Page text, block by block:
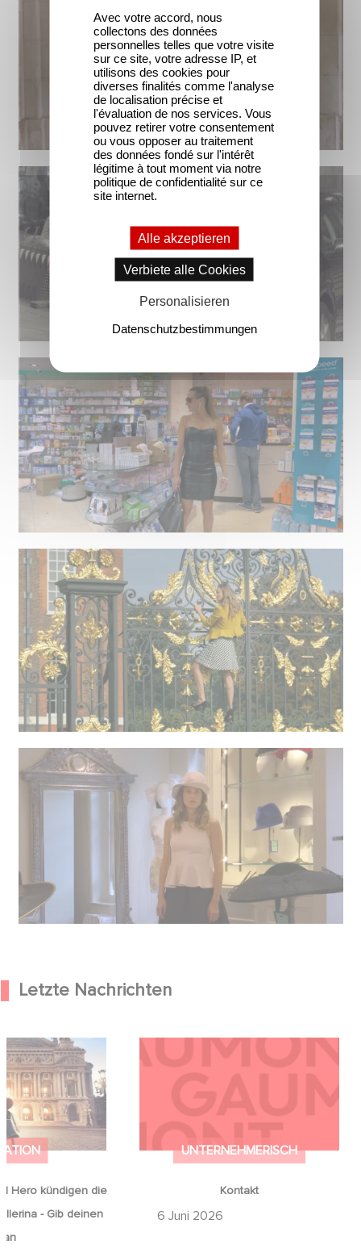
Letzte Nachrichten
Hero kündigen die
- Gib deinen
an
Hero kündigen
Ballerina - Gib
auf an
UNTERNEHMERISCH
Kontakt
6 Juni 2026
Avec votre accord, nous
collectons des données
personnelles telles que votre visite
sur ce site, votre adresse IP, et
utilisons des cookies pour
diverses finalités comme l'analyse
de localisation précise et
l'évaluation de nos services. Vous
pouvez retirer votre consentement
ou vous opposer au traitement
des données fondé sur l'intérêt
légitime à tout moment via notre
politique de confidentialité sur ce
site internet.
Alle akzeptieren
Verbiete alle Cookies
Personalisieren
Datenschutzbestimmungen